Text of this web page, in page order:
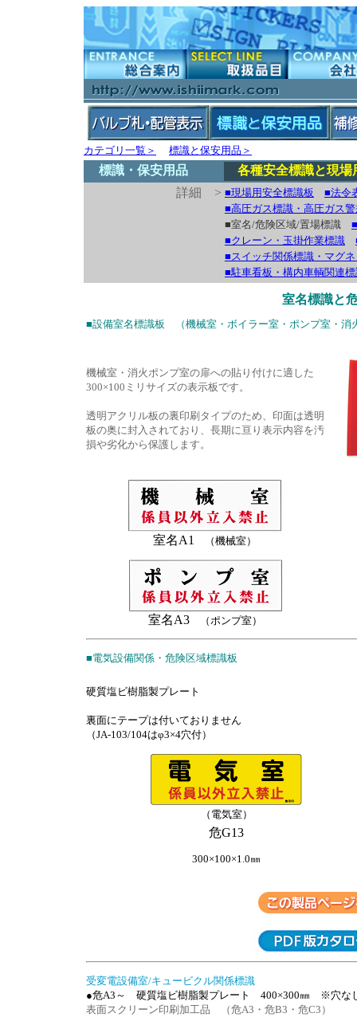
カテゴリ一覧＞ 標識と保安用品＞
標識・保安用品
各種安全標識と現場
詳細 > ■現場用安全標識板
■法令
■高圧ガス標識・高圧ガス
■室名/危険区域/置場標識
■クレーン・玉掛作業標識
■スイッチ関係標識・マグ
■駐車看板・構内車輌関連
室名標識と
■設備室名標識板 （機械室・ボイラー室・ポンプ室・消
機械室・消火ポンプ室の扉への貼り付けに適した
300×100ミリサイズの表示板です。
透明アクリル板の裏印刷タイプのため、印面は透明
板の奥に封入されており、長期に亘り表示内容を汚
損や劣化から保護します。
室名A1 （機械室）
室名A3（ポンプ室）
■電気設備関係・危険区域標識板
硬質塩ビ樹脂製プレート
裏面にテープは付いておりません
（JA-103/104はφ3×4穴付）
（電気室）
危G13
300×100×1.0㎜
受変電設備室/キュービクル関係標識
●危A3～ 硬質塩ビ樹脂製プレート 400×300㎜ ※穴
表面スクリーン印刷加工品 （危A3・危B3・危C3）